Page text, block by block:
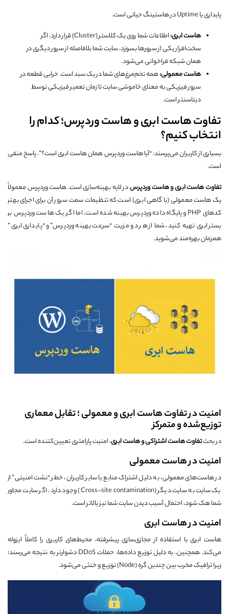
پایداری یا Uptime در هاستینگ حیاتی است.
هاست ابری:
اطلاعات شما روی یک کلاستر (Cluster) قرار دارد. اگر
سخت‌افزار یکی از سرورها بسوزد، سایت شما بلافاصله از سرور دیگری در
همان شبکه فراخوانی می‌شود.
هاست معمولی:همه تخم‌مرغ‌های شما در یک سبد است. خرابی قطعه در
سرور فیزیکی به معنای خاموشی سایت تا زمان تعمیر فیزیکی توسط
دیتاسنتر است.
تفاوت هاست ابری و هاست وردپرس؛ کدام را
انتخاب کنیم؟
بسیاری از کاربران می‌پرسند: “آیا هاست وردپرس همان هاست ابری است؟”. پاسخ منفی
است.
تفاوت هاست ابری و هاست وردپرسدر لایه بهینه‌سازی است. هاست وردپرس معمولاً
یک هاست معمولی (یا گاهی ابری) است که تنظیمات سمت سرور آن برای اجرای بهتر
کدهای PHP و پایگاه داده وردپرس بهینه شده است. اما اگر یک هاست وردپرس بر
بستر ابری تهیه کنید، شما از هر دو مزیت “سرعت بهینه وردپرس” و “پایداری ابری”
همزمان بهره‌مند می‌شوید.
امنیت در تفاوت هاست ابری و معمولی ؛ تقابل معماری
توزیع‌شده و متمرکز
در بحثتفاوت هاست اشتراکی و هاست ابری، امنیت پارامتری تعیین‌کننده است.
امنیت در هاست معمولی
در هاست‌های معمولی، به دلیل اشتراک منابع با سایر کاربران، خطر “نشت امنیتی” از
یک سایت به سایت دیگر (Cross-site contamination) وجود دارد. اگر سایت مجاور
شما هک شود، احتمال آسیب دیدن سایت شما نیز بالاتر است.
امنیت در هاست ابری
هاست ابری با استفاده از مجازی‌سازی پیشرفته، محیط‌های کاربری را کاملاً ایزوله
می‌کند. همچنین، به دلیل توزیع داده‌ها، حملات DDoS دشوارتر به نتیجه می‌رسند؛
زیرا ترافیک مخرب بین چندین گره (Node) توزیع و خنثی می‌شود.